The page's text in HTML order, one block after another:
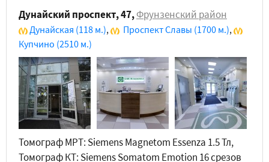
Дунайский проспект, 47,Фрунзенский район
Дунайская (118 м.), Проспект Славы (1700 м.),
Купчино (2510 м.)
Томограф МРТ: Siemens Magnetom Essenza 1.5 Тл,
Томограф КТ: Siemens Somatom Emotion 16 срезов